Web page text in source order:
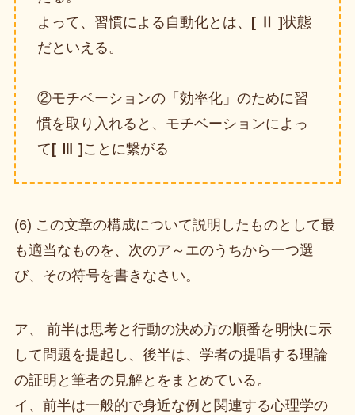
よって、習慣による自動化とは、 [ Ⅱ ]状態
だといえる。
②モチベーションの「効率化」のために習
慣を取り入れると、モチベーションによっ
て[ Ⅲ ]ことに繋がる
(6) この文章の構成について説明したものとして最
も適当なものを、次のア～エのうちから一つ選
び、その符号を書きなさい。
ア、 前半は思考と行動の決め方の順番を明快に示
して問題を提起し、後半は、学者の提唱する理論
の証明と筆者の見解とをまとめている。
イ、前半は一般的で身近な例と関連する心理学の